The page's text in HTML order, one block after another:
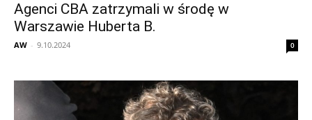
Agenci CBA zatrzymali w środę w
Warszawie Huberta B.
AW - 9.10.2024 0